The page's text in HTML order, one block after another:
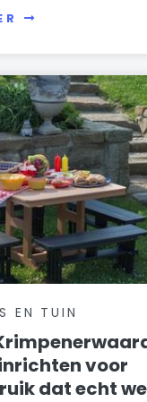
EN TUIN
voor
dat echt